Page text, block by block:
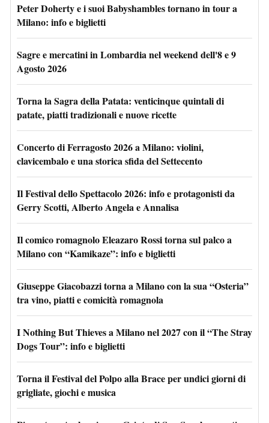
Peter Doherty e i suoi Babyshambles tornano in tour a
Milano: info e biglietti
Sagre e mercatini in Lombardia nel weekend dell'8 e 9
Agosto 2026
Torna la Sagra della Patata: venticinque quintali di
patate, piatti tradizionali e nuove ricette
Concerto di Ferragosto 2026 a Milano: violini,
clavicembalo e una storica sfida del Settecento
Il Festival dello Spettacolo 2026: info e protagonisti da
Gerry Scotti, Alberto Angela e Annalisa
Il comico romagnolo Eleazaro Rossi torna sul palco a
Milano con “Kamikaze”: info e biglietti
Giuseppe Giacobazzi torna a Milano con la sua “Osteria”
tra vino, piatti e comicità romagnola
I Nothing But Thieves a Milano nel 2027 con il “The Stray
Dogs Tour”: info e biglietti
Torna il Festival del Polpo alla Brace per undici giorni di
grigliate, giochi e musica